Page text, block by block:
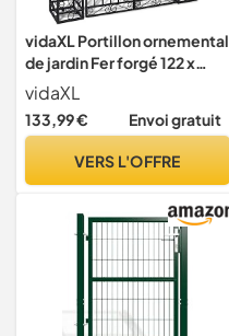
vidaXL Portillon ornemental
de jardin Fer forgé 122 x
20,5 x 134 cm
vidaXL
133,99 € Envoi gratuit
VERS L'OFFRE